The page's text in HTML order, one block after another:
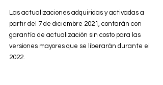
Las actualizaciones adquiridas y activadas a
partir del 7 de diciembre 2021, contarán con
garantía de actualización sin costo para las
versiones mayores que se liberarán durante el
2022.